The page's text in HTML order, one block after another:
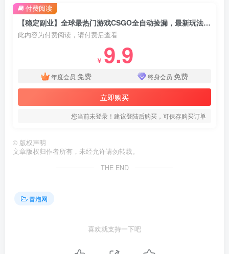
【稳定副业】全球最热门游戏CSGO全自动捡漏，最新玩法，新手小白日入5张+【揭秘】
此内容为付费阅读，请付费后查看
￥ 9.9
年度会员 免费 终身会员 免费
立即购买
您当前未登录！建议登陆后购买，可保存购买订单
付费阅读
© 版权声明
文章版权归作者所有，未经允许请勿转载。
THE END
冒泡网
喜欢就支持一下吧